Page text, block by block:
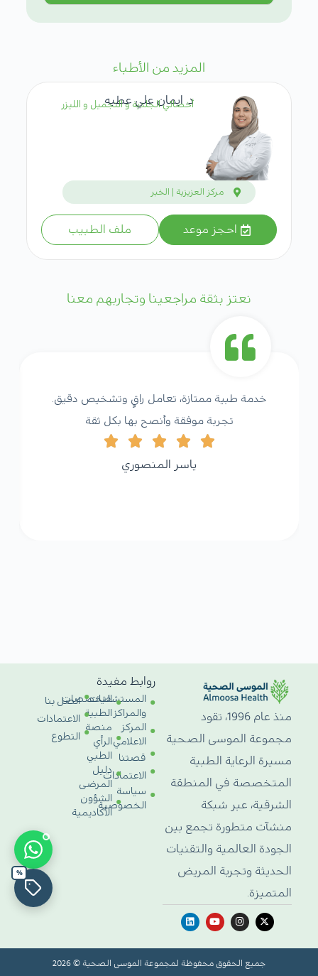
المزيد من الأطباء
د. ايمان علي عطيه
أخصائي الجلدية و التجميل و الليزر
مركز العزيزية | الخبر
احجز موعد ملف الطبيب
نعتز بثقة مراجعينا وتجاربهم معنا
خدمة طبية ممتازة، تعامل راقٍ وتشخيص دقيق.
تجربة موفقة وأنصح بها بكل ثقة
ياسر المنصوري
منذ عام 1996، تقود
مجموعة الموسى الصحية
مسيرة الرعاية الطبية
المتخصصة في المنطقة
الشرقية، عبر شبكة
منشآت متطورة تجمع بين
الجودة العالمية والتقنيات
الحديثة وتجربة المريض
المتميزة.
روابط مفيدة
المستشفيات
والمراكز
المركز
الاعلامي
قصتنا
الاعتمادات
سياسة
الخصوصية
التخصصات
الطبية
منصة
الرأي
الطبي
دليل
المرضى
الشؤون
الأكاديمية
اتصل بنا
الاعتمادات
التطوع
%
جميع الحقوق محفوظة لمجموعة الموسى الصحية © 2026